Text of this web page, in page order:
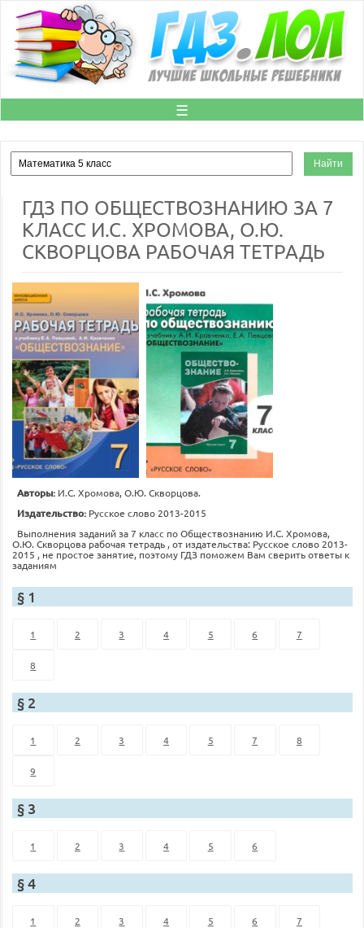
☰
ГДЗ ПО ОБЩЕСТВОЗНАНИЮ ЗА 7
КЛАСС И.С. ХРОМОВА, О.Ю.
СКВОРЦОВА РАБОЧАЯ ТЕТРАДЬ
Авторы: И.С. Хромова, О.Ю. Скворцова.
Издательство: Русское слово 2013-2015
Выполнения заданий за 7 класс по Обществознанию И.С. Хромова,
О.Ю. Скворцова рабочая тетрадь , от издательства: Русское слово 2013-
2015 , не простое занятие, поэтому ГДЗ поможем Вам сверить ответы к
заданиям
§ 1
1 2 3 4 5 6 7
8
§ 2
1 2 3 4 5 7 8
9
§ 3
1 2 3 4 5 6
§ 4
1 2 3 4 5 6 7